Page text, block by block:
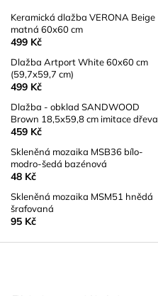
Keramická dlažba VERONA Beige
matná 60x60 cm
499 Kč
Dlažba Artport White 60x60 cm
(59,7x59,7 cm)
499 Kč
Dlažba - obklad SANDWOOD
Brown 18,5x59,8 cm imitace dřeva
459 Kč
Skleněná mozaika MSB36 bílo-
modro-šedá bazénová
48 Kč
Skleněná mozaika MSM51 hnědá
šrafovaná
95 Kč